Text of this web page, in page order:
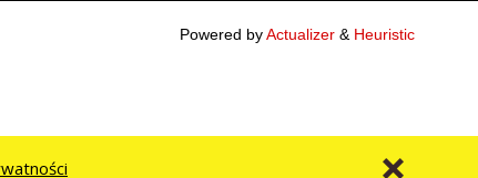
Powered byActualizer & Heuristic